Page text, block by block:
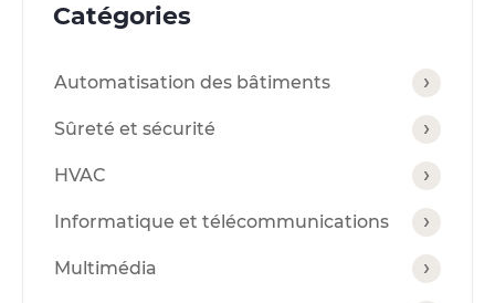
Catégories
Automatisation des bâtiments
Sûreté et sécurité
HVAC
Informatique et télécommunications
Multimédia